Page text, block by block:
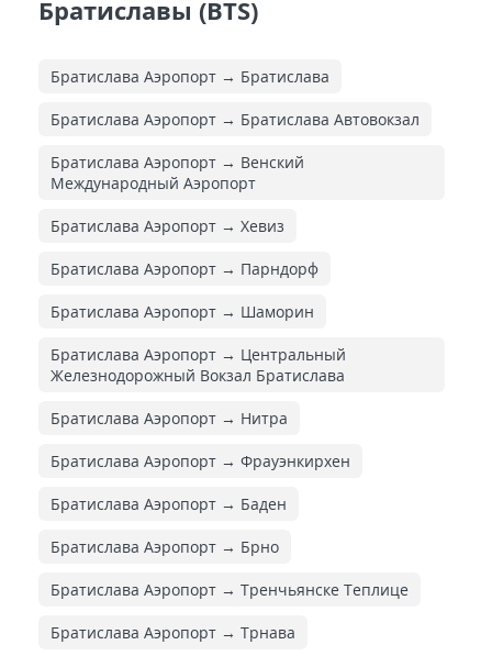
Братиславы (BTS)
Братислава Аэропорт → Братислава
Братислава Аэропорт → Братислава Автовокзал
Братислава Аэропорт → Венский
Международный Аэропорт
Братислава Аэропорт → Хевиз
Братислава Аэропорт → Парндорф
Братислава Аэропорт → Шаморин
Братислава Аэропорт → Центральный
Железнодорожный Вокзал Братислава
Братислава Аэропорт → Нитра
Братислава Аэропорт → Фрауэнкирхен
Братислава Аэропорт → Баден
Братислава Аэропорт → Брно
Братислава Аэропорт → Тренчьянске Теплице
Братислава Аэропорт → Трнава